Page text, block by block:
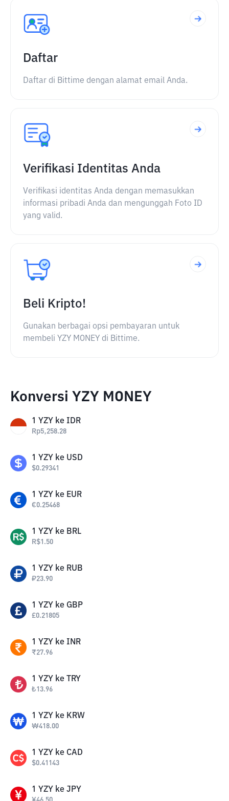
Daftar
Daftar di Bittime dengan alamat email Anda.
Verifikasi Identitas Anda
Verifikasi identitas Anda dengan memasukkan
informasi pribadi Anda dan mengunggah Foto ID
yang valid.
Beli Kripto!
Gunakan berbagai opsi pembayaran untuk
membeli YZY MONEY di Bittime.
Konversi YZY MONEY
1 YZY ke IDR
Rp5,258.28
1 YZY ke USD
$0.29341
1 YZY ke EUR
€0.25468
1 YZY ke BRL
R$1.50
1 YZY ke RUB
₽23.90
1 YZY ke GBP
£0.21805
1 YZY ke INR
₹27.96
1 YZY ke TRY
₺13.96
1 YZY ke KRW
₩418.00
1 YZY ke CAD
$0.41143
1 YZY ke JPY